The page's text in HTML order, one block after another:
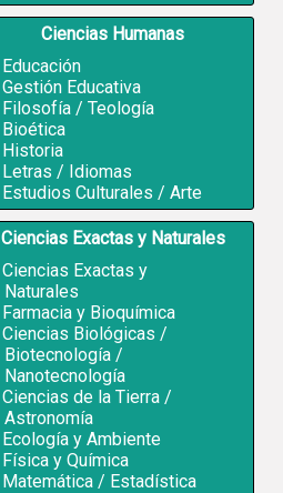
Ciencias Humanas
Educación
Gestión Educativa
Filosofía / Teología
Bioética
Historia
Letras / Idiomas
Estudios Culturales / Arte
Ciencias Exactas y Naturales
Ciencias Exactas y
Naturales
Farmacia y Bioquímica
Ciencias Biológicas /
Biotecnología /
Nanotecnología
Ciencias de la Tierra /
Astronomía
Ecología y Ambiente
Física y Química
Matemática / Estadística